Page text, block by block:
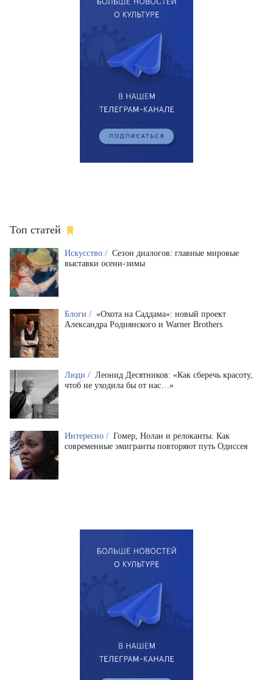
Топ статей
Искусство / Сезон диалогов: главные мировые
выставки осени-зимы
Блоги / «Охота на Саддама»: новый проект
Александра Роднянского и Warner Brothers
Люди / Леонид Десятников: «Как сберечь красоту,
чтоб не уходила бы от нас…»
Интересно / Гомер, Нолан и релоканты. Как
современные эмигранты повторяют путь Одиссея